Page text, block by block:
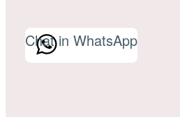
Chat in WhatsApp